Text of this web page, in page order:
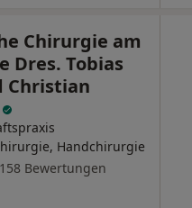
Chirurgie am
Dres. Tobias
Christian
Handchirurgie
158 Bewertungen